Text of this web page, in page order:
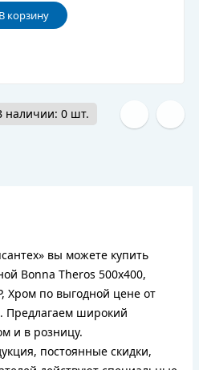
В корзину
наличии: 0 шт.
вы можете купить
Bonna Theros 500x400,
Хром по выгодной цене от
Предлагаем широкий
и в розницу.
постоянные скидки,